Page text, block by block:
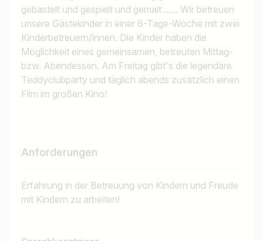
gebastelt und gespielt und gemalt ...... Wir betreuen
unsere Gästekinder in einer 6-Tage-Woche mit zwei
Kinderbetreuern/innen. Die Kinder haben die
Möglichkeit eines gemeinsamen, betreuten Mittag-
bzw. Abendessen. Am Freitag gibt's die legendäre
Teddyclubparty und täglich abends zusätzlich einen
Film im großen Kino!
Anforderungen
Erfahrung in der Betreuung von Kindern und Freude
mit Kindern zu arbeiten!